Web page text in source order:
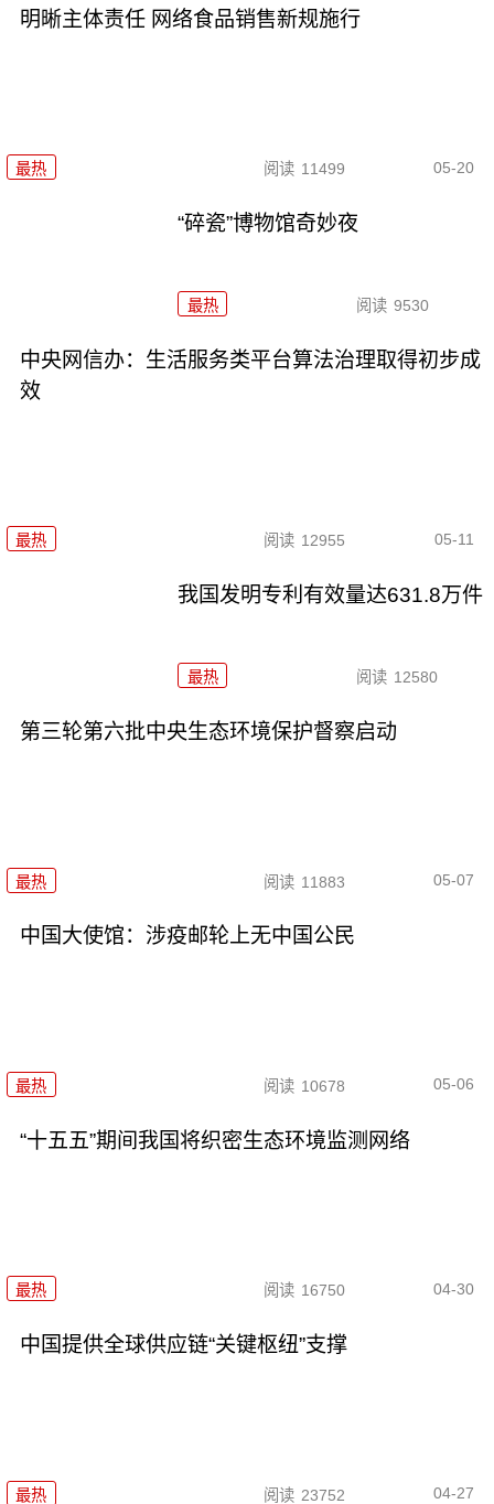
明晰主体责任 网络食品销售新规施行
最热 阅读 11499 05-20
“碎瓷”博物馆奇妙夜
最热 阅读 9530
中央网信办：生活服务类平台算法治理取得初步成
效
最热 阅读 12955 05-11
我国发明专利有效量达631.8万件
最热 阅读 12580
第三轮第六批中央生态环境保护督察启动
最热 阅读 11883 05-07
中国大使馆：涉疫邮轮上无中国公民
最热 阅读 10678 05-06
“十五五”期间我国将织密生态环境监测网络
最热 阅读 16750 04-30
中国提供全球供应链“关键枢纽”支撑
最热 阅读 23752 04-27